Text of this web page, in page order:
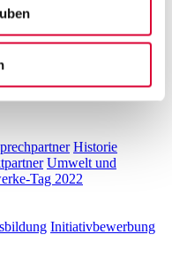
Historie
Umwelt und
Tag 2022
Initiativbewerbung